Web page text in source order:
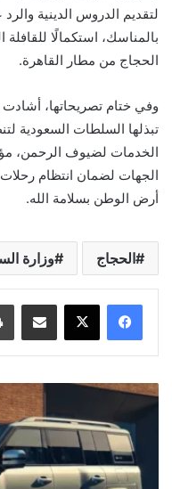
لتقديم الدروس الدينية
بالمناسك، استكمالًا للقافلة
الحجاج من مطار القاهرة.
وفي ختام تصريحاتها،
تبذلها السلطات السعودية
الخدمات لضيوف الرحمن،
الجهات لضمان انتظام
أرض الوطن بسلامة الله.
الحجاج وزارة
مشاركة عبر